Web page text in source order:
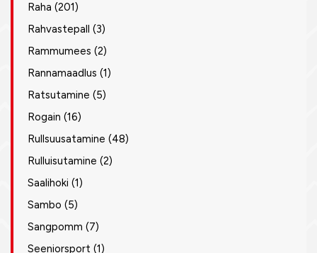
Raha (201)
Rahvastepall (3)
Rammumees (2)
Rannamaadlus (1)
Ratsutamine (5)
Rogain (16)
Rullsuusatamine (48)
Rulluisutamine (2)
Saalihoki (1)
Sambo (5)
Sangpomm (7)
Seeniorsport (1)